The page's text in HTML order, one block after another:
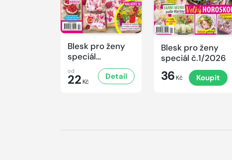
Blesk pro ženy
speciál
č.2/2026
od
22 Kč
Detail
Blesk pro ženy
speciál č.1/2026
36 Kč Koupit